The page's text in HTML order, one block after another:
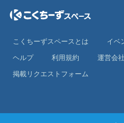
こくちーずスペースとは
イベ
ヘルプ
利⽤規約 運営会社
掲載リクエストフォーム